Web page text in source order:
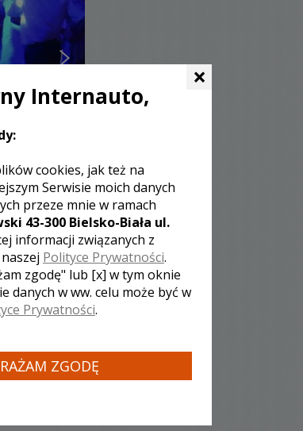
sztuki,
×
Internauto,
cookies, jak też na
Serwisie moich danych
przeze mnie w ramach
43-300 Bielsko-Biała ul.
informacji związanych z
Polityce Prywatności.
zgodę" lub [x] w tym oknie
danych w ww. celu może być w
Prywatności.
ZGODĘ